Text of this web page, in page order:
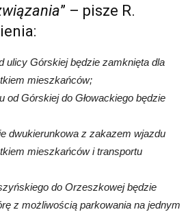
” – pisze R.
ulicy Górskiej będzie zamknięta dla
mieszkańców;
od Górskiej do Głowackiego będzie
dwukierunkowa z zakazem wjazdu
mieszkańców i transportu
do Orzeszkowej będzie
z możliwością parkowania na jednym